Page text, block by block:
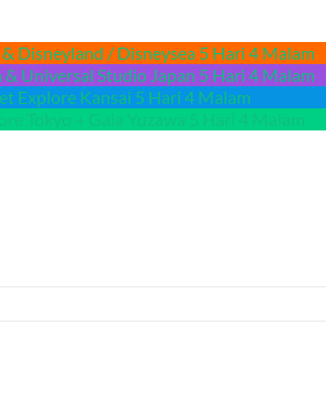
Disneyland / Disneysea 5 Hari 4 Malam
& Universal Studio Japan 5 Hari 4 Malam
Explore Kansai 5 Hari 4 Malam